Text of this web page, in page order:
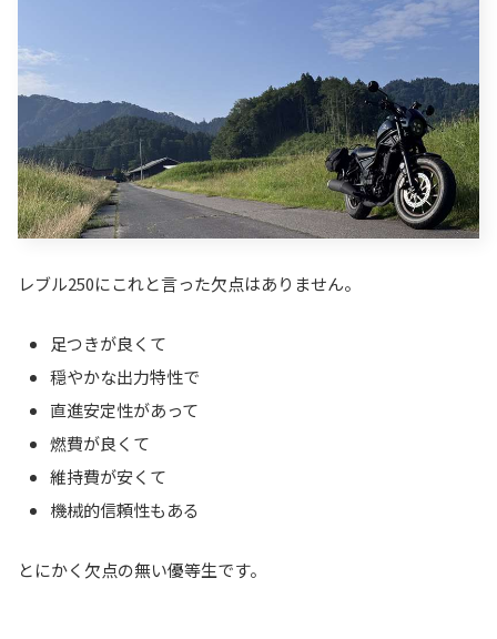
レブル250にこれと言った欠点はありません。
足つきが良くて
穏やかな出力特性で
直進安定性があって
燃費が良くて
維持費が安くて
機械的信頼性もある
とにかく欠点の無い優等生です。